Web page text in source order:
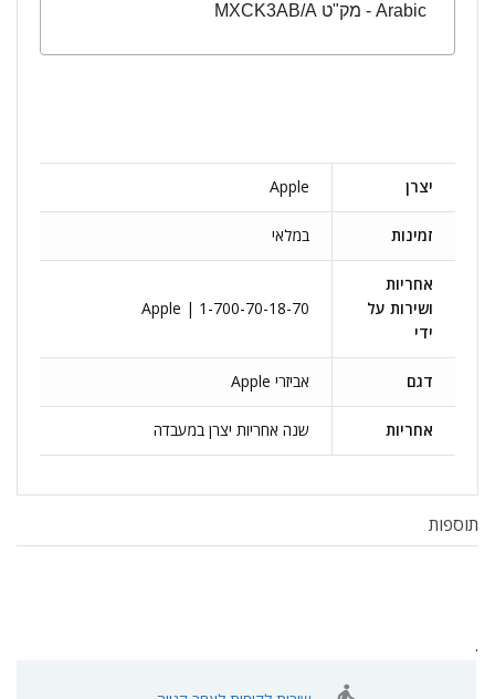
Arabic - מק"ט MXCK3AB/A
יצרן Apple
זמינות במלאי
אחריות
ושירות על
ידי
Apple | 1-700-70-18-70
דגם אביזרי Apple
אחריות שנה אחריות יצרן במעבדה
תוספות
.